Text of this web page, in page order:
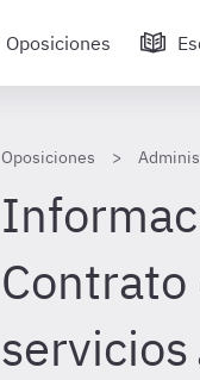
Oposiciones
Oposiciones
Contrato
servicios